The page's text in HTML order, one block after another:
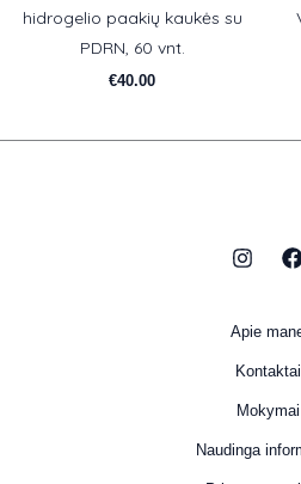
hidrogelio paakių kaukės su
PDRN, 60 vnt.
€40.00
Apie
Kontaktai
Mokymai
Naudinga